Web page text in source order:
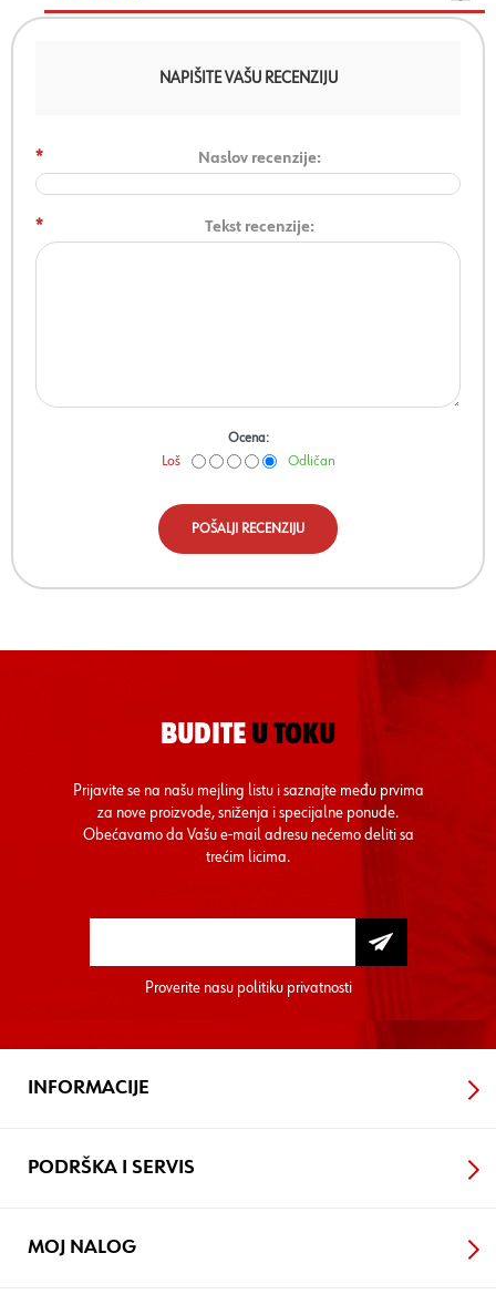
NAPIŠITE VAŠU RECENZIJU
Naslov recenzije:
*
Tekst recenzije:
*
Ocena:
Loš Odličan
POŠALJI RECENZIJU
BUDITE U TOKU
Prijavite se na našu mejling listu i saznajte među prvima
za nove proizvode, sniženja i specijalne ponude.
Obećavamo da Vašu e-mail adresu nećemo deliti sa
trećim licima.
Proverite nasu politiku privatnosti
INFORMACIJE
PODRŠKA I SERVIS
MOJ NALOG